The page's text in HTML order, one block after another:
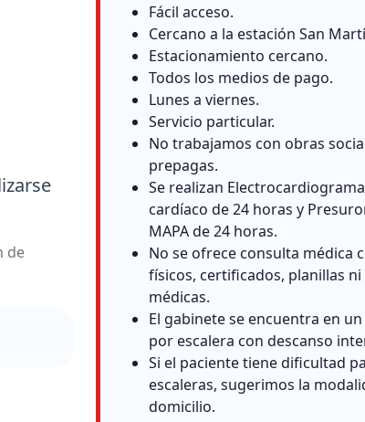
de
Fácil acceso.
Cercano a la estación San
Estacionamiento cercano.
Todos los medios de pago.
Lunes a viernes.
Servicio particular.
No trabajamos con obras
prepagas.
Se realizan
cardíaco de 24 horas y
MAPA de 24 horas.
No se ofrece consulta médica
físicos, certificados, planillas ni
médicas.
El gabinete se encuentra en
por escalera con descanso
Si el paciente tiene dificultad
escaleras, sugerimos la
domicilio.